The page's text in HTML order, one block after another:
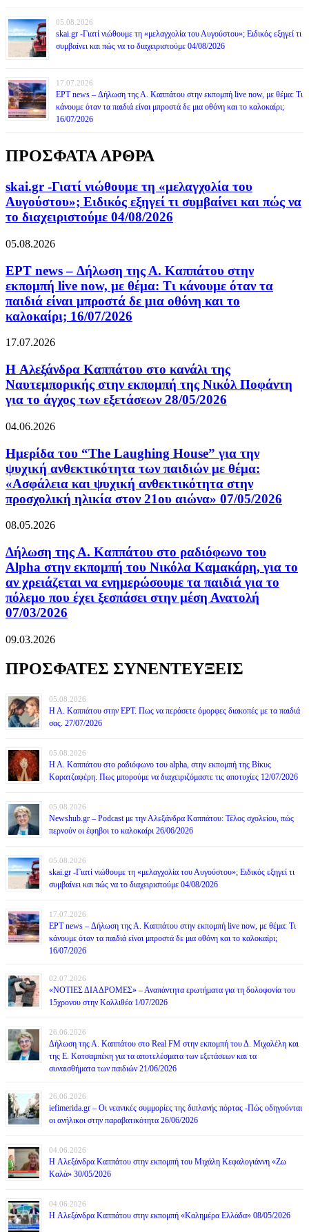
05.08.2026
skai.gr -Γιατί νιώθουμε τη «μελαγχολία του Αυγούστου»; Ειδικός εξηγεί τι
συμβαίνει και πώς να το διαχειριστούμε 04/08/2026
17.07.2026
ΕΡΤ news – Δήλωση της Α. Καππάτου στην εκπομπή live now, με θέμα: Τι
κάνουμε όταν τα παιδιά είναι μπροστά δε μια οθόνη και το καλοκαίρι;
16/07/2026
ΠΡΟΣΦΑΤΑ ΑΡΘΡΑ
skai.gr -Γιατί νιώθουμε τη «μελαγχολία του
Αυγούστου»; Ειδικός εξηγεί τι συμβαίνει και πώς να
το διαχειριστούμε 04/08/2026
05.08.2026
ΕΡΤ news – Δήλωση της Α. Καππάτου στην
εκπομπή live now, με θέμα: Τι κάνουμε όταν τα
παιδιά είναι μπροστά δε μια οθόνη και το
καλοκαίρι; 16/07/2026
17.07.2026
H Αλεξάνδρα Καππάτου στο κανάλι της
Ναυτεμπορικής στην εκπομπή της Νικόλ Ποφάντη
για το άγχος των εξετάσεων 28/05/2026
04.06.2026
Ημερίδα του “The Laughing House” για την
ψυχική ανθεκτικότητα των παιδιών με θέμα:
«Ασφάλεια και ψυχική ανθεκτικότητα στην
προσχολική ηλικία στον 21ου αιώνα» 07/05/2026
08.05.2026
Δήλωση της Α. Καππάτου στο ραδιόφωνο του
Alpha στην εκπομπή του Νικόλα Καμακάρη, για το
αν χρειάζεται να ενημερώσουμε τα παιδιά για το
πόλεμο που έχει ξεσπάσει στην μέση Ανατολή
07/03/2026
09.03.2026
ΠΡΟΣΦΑΤΕΣ ΣΥΝΕΝΤΕΥΞΕΙΣ
05.08.2026
Η Α. Καππάτου στην ΕΡΤ. Πως να περάσετε όμορφες διακοπές με τα παιδιά
σας. 27/07/2026
05.08.2026
Η Α. Καππάτου στο ραδιόφωνο του alpha, στην εκπομπή της Βίκυς
Καρατζαφέρη. Πως μπορούμε να διαχειριζόμαστε τις αποτυχίες 12/07/2026
05.08.2026
Newshub.gr – Podcast με την Αλεξάνδρα Καππάτου: Τέλος σχολείου, πώς
περνούν οι έφηβοι το καλοκαίρι 26/06/2026
05.08.2026
skai.gr -Γιατί νιώθουμε τη «μελαγχολία του Αυγούστου»; Ειδικός εξηγεί τι
συμβαίνει και πώς να το διαχειριστούμε 04/08/2026
17.07.2026
ΕΡΤ news – Δήλωση της Α. Καππάτου στην εκπομπή live now, με θέμα: Τι
κάνουμε όταν τα παιδιά είναι μπροστά δε μια οθόνη και το καλοκαίρι;
16/07/2026
02.07.2026
«ΝΟΤΙΕΣ ΔΙΑΔΡΟΜΕΣ» – Αναπάντητα ερωτήματα για τη δολοφονία του
15χρονου στην Καλλιθέα 1/07/2026
26.06.2026
Δήλωση της Α. Καππάτου στο Real FM στην εκπομπή του Δ. Μιχαλέλη και
της Ε. Κατσαμπέκη για τα αποτελέσματα των εξετάσεων και τα
συναισθήματα των παιδιών 21/06/2026
26.06.2026
iefimerida.gr – Οι νεανικές συμμορίες της διπλανής πόρτας -Πώς οδηγούνται
οι ανήλικοι στην παραβατικότητα 26/06/2026
04.06.2026
H Αλεξάνδρα Καππάτου στην εκπομπή του Μιχάλη Κεφαλογιάννη «Ζω
Καλά» 30/05/2026
04.06.2026
H Αλεξάνδρα Καππάτου στην εκπομπή «Καλημέρα Ελλάδα» 08/05/2026